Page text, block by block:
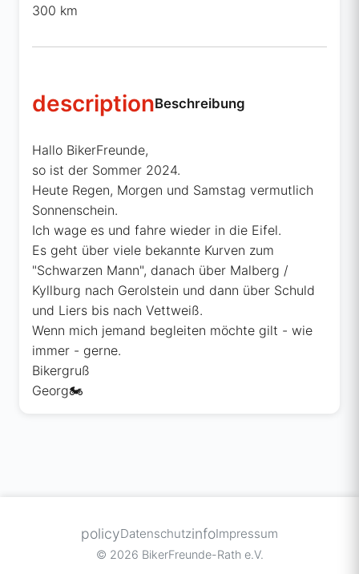
300 km
descriptionBeschreibung
Hallo BikerFreunde,
so ist der Sommer 2024.
Heute Regen, Morgen und Samstag vermutlich
Sonnenschein.
Ich wage es und fahre wieder in die Eifel.
Es geht über viele bekannte Kurven zum
"Schwarzen Mann", danach über Malberg /
Kyllburg nach Gerolstein und dann über Schuld
und Liers bis nach Vettweiß.
Wenn mich jemand begleiten möchte gilt - wie
immer - gerne.
Bikergruß
Georg🏍️
policyDatenschutzinfoImpressum
© 2026 BikerFreunde-Rath e.V.